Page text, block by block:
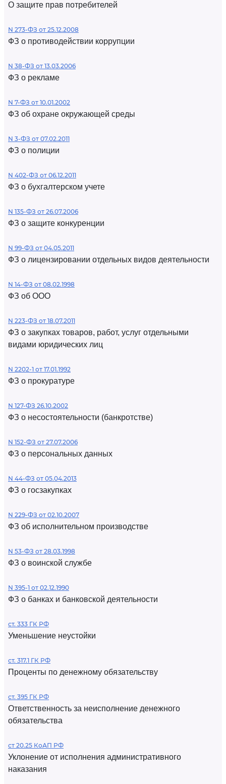
О защите прав потребителей
N 273-ФЗ от 25.12.2008
ФЗ о противодействии коррупции
N 38-ФЗ от 13.03.2006
ФЗ о рекламе
N 7-ФЗ от 10.01.2002
ФЗ об охране окружающей среды
N 3-ФЗ от 07.02.2011
ФЗ о полиции
N 402-ФЗ от 06.12.2011
ФЗ о бухгалтерском учете
N 135-ФЗ от 26.07.2006
ФЗ о защите конкуренции
N 99-ФЗ от 04.05.2011
ФЗ о лицензировании отдельных видов деятельности
N 14-ФЗ от 08.02.1998
ФЗ об ООО
N 223-ФЗ от 18.07.2011
ФЗ о закупках товаров, работ, услуг отдельными
видами юридических лиц
N 2202-1 от 17.01.1992
ФЗ о прокуратуре
N 127-ФЗ 26.10.2002
ФЗ о несостоятельности (банкротстве)
N 152-ФЗ от 27.07.2006
ФЗ о персональных данных
N 44-ФЗ от 05.04.2013
ФЗ о госзакупках
N 229-ФЗ от 02.10.2007
ФЗ об исполнительном производстве
N 53-ФЗ от 28.03.1998
ФЗ о воинской службе
N 395-1 от 02.12.1990
ФЗ о банках и банковской деятельности
ст. 333 ГК РФ
Уменьшение неустойки
ст. 317.1 ГК РФ
Проценты по денежному обязательству
ст. 395 ГК РФ
Ответственность за неисполнение денежного
обязательства
ст 20.25 КоАП РФ
Уклонение от исполнения административного
наказания